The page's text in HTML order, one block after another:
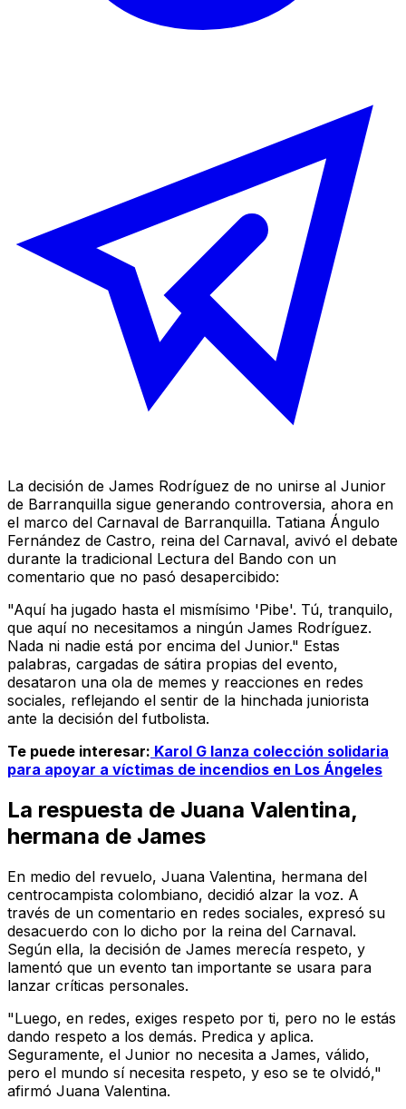
La decisión de James Rodríguez de no unirse al Junior
de Barranquilla sigue generando controversia, ahora en
el marco del Carnaval de Barranquilla. Tatiana Ángulo
Fernández de Castro, reina del Carnaval, avivó el debate
durante la tradicional Lectura del Bando con un
comentario que no pasó desapercibido:
"Aquí ha jugado hasta el mismísimo 'Pibe'. Tú, tranquilo,
que aquí no necesitamos a ningún James Rodríguez.
Nada ni nadie está por encima del Junior." Estas
palabras, cargadas de sátira propias del evento,
desataron una ola de memes y reacciones en redes
sociales, reflejando el sentir de la hinchada juniorista
ante la decisión del futbolista.
Te puede interesar: Karol G lanza colección solidaria
para apoyar a víctimas de incendios en Los Ángeles
La respuesta de Juana Valentina,
hermana de James
En medio del revuelo, Juana Valentina, hermana del
centrocampista colombiano, decidió alzar la voz. A
través de un comentario en redes sociales, expresó su
desacuerdo con lo dicho por la reina del Carnaval.
Según ella, la decisión de James merecía respeto, y
lamentó que un evento tan importante se usara para
lanzar críticas personales.
"Luego, en redes, exiges respeto por ti, pero no le estás
dando respeto a los demás. Predica y aplica.
Seguramente, el Junior no necesita a James, válido,
pero el mundo sí necesita respeto, y eso se te olvidó,"
afirmó Juana Valentina.